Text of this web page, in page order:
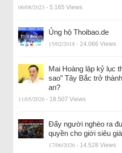
06/08/2023 - 5.165 Views
Ủng hộ Thoibao.de
15/02/2018 - 24.066 Views
Mai Hoàng lập kỷ lục
sao” Tây Bắc trở
an?
11/05/2026 - 18.507 Views
Đẩy người nghèo ra
quyền cho giới siêu
17/06/2026 - 14.528 Views